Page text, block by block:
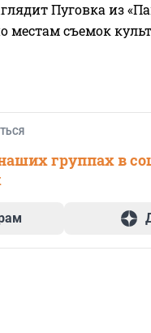
Пуговка из
местам съемок
группах в